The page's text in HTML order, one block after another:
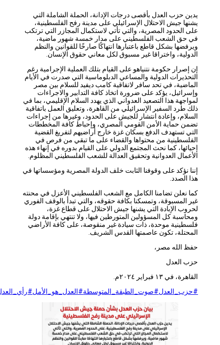
يدين حزب العدل بأقصى درجات الإدانة، الحملة الشاملة التي
يشنها جيش الاحتلال الإسرائيلي على مدينة رفح الفلسطينية،
على الحدود المصرية، والتي تأتي لاستكمال المجازر التي ترتكب
في حق الشعب الفلسطيني على مدار خمسة شهور ماضية،
ويرفضها بشكل قاطع باعتبارها انتهاكًا صارخًا للقوانين والنظم
الدولية، واختراقا غير مسبوق لكل معاني حقوق الإنسان.
إن إصرار حكومة نتنياهو على القيام بتلك العملية الإجرامية رغم
التحذيرات الدولية والمساعي الدبلوماسية التي صدرت في الأيام
الماضية، في تحد سافر لاتفاقية كامب ديفيد للسلام بين مصر
وإسرائيل، يؤكد على ضرورة اتخاذ كافة التدابير والاجراءات
لمواجهة هذا التصعيد العدواني الذي يهدد السلام الإقليمي، بما في
ذلك طرد السفير الإسرائيلي من القاهرة، وتعليق العمل باتفاقية
السلام، وإعادة انتشار للجيش على الحدود، وغيرها من إجراءات
تضمن حماية الأمن القومي المصري، وإحباط كافة المخططات
التي تستهدف الدفع بسكان غزة خارج أراضيهم لتفريغ القضية
الفلسطينية من محتواها والقضاء على ما تبقي من فرص في
إحيائها، كما نحث المجتمع الدولي على القيام بدوره في إنهاء هذه
الأعمال العدوانية وتحقيق العدالة للشعب الفلسطيني المظلوم.
إننا نؤكد على وقوفنا الثابت خلف الدولة المصرية ومؤسساتها في
هذا الصدد.
كما نعلن تضامنا الكامل مع الشعب الفلسطيني الأعزل في محنته
غير المسبوقة، وتمسكنا بكافة حقوقه، والتي تبدأ بالوقف الفوري
لحروب الإبادة التي يشنها جيش الاحتلال على قطاع غزة،
ومحاسبة كل المسؤولين المتورطين فيها، ولا تنتهي بإقامة دولة
فلسطينية موحدة، ذات سيادة غير منقوصة، على كافة الأراضي
المحتلة، تكون عاصمتها القدس الشريف.
حفظ الله مصر،
حزب العدل
القاهرة، في ١٣ فبراير ٢٠٢٤م.
#حزب_العدل #صوت_الطبقة_المتوسطة#العدل_هو_الأمل#رأي_العدل